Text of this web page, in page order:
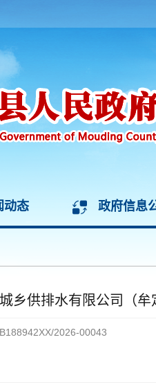
动态 政府信息
乡供排水有限公司（牟
2026-00043